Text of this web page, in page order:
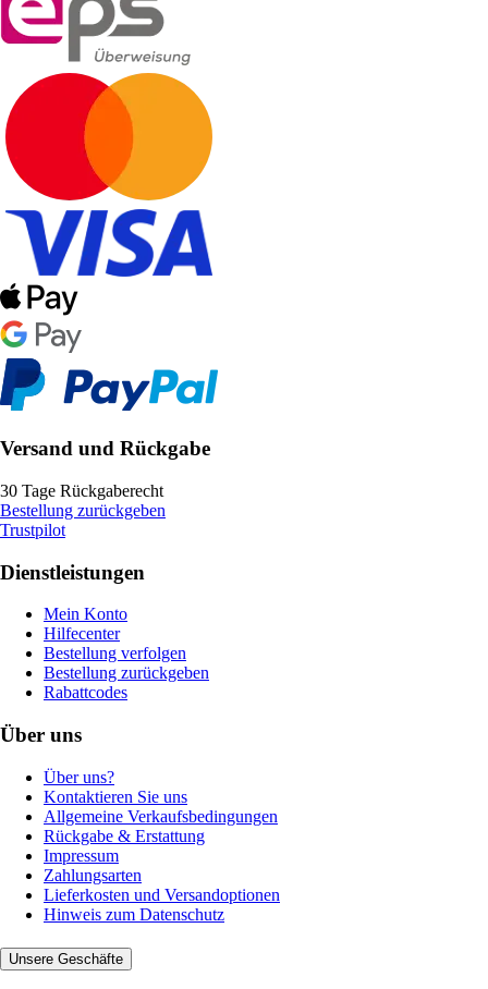
Versand und Rückgabe
30 Tage Rückgaberecht
Bestellung zurückgeben
Trustpilot
Dienstleistungen
Mein Konto
Hilfecenter
Bestellung verfolgen
Bestellung zurückgeben
Rabattcodes
Über uns
Über uns?
Kontaktieren Sie uns
Allgemeine Verkaufsbedingungen
Rückgabe & Erstattung
Impressum
Zahlungsarten
Lieferkosten und Versandoptionen
Hinweis zum Datenschutz
Unsere Geschäfte